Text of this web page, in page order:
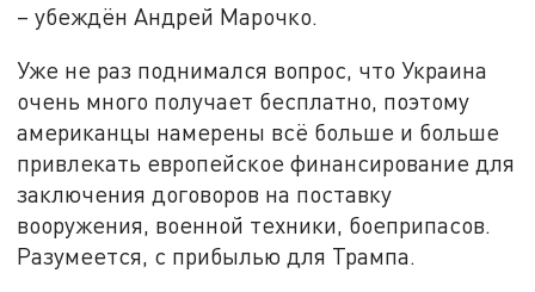
– убеждён Андрей Марочко.
Уже не раз поднимался вопрос, что Украина
очень много получает бесплатно, поэтому
американцы намерены всё больше и больше
привлекать европейское финансирование для
заключения договоров на поставку
вооружения, военной техники, боеприпасов.
Разумеется, с прибылью для Трампа.